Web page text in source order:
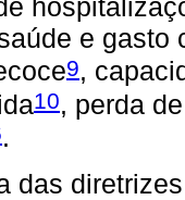
e gasto
9,
10, perda
.
das